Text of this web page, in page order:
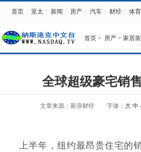
首页 亚太 新闻 房产 汽车 财经 体育
首页 > 房产 > 家居
全球超级豪宅销
文章来源：新浪财经 字体： 大 中
上半年，纽约最昂贵住宅的销